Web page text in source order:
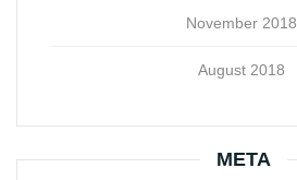
November 2018
August 2018
META